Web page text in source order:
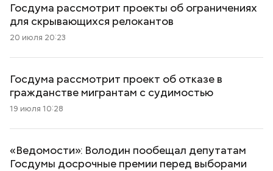
Госдума рассмотрит проекты об ограничениях
для скрывающихся релокантов
20 июля 20:23
Госдума рассмотрит проект об отказе в
гражданстве мигрантам с судимостью
19 июля 10:28
«Ведомости»: Володин пообещал депутатам
Госдумы досрочные премии перед выборами